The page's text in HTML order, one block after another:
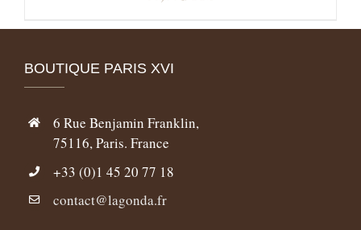
BOUTIQUE PARIS XVI
6 Rue Benjamin Franklin,
75116, Paris. France
+33 (0)1 45 20 77 18
contact@lagonda.fr